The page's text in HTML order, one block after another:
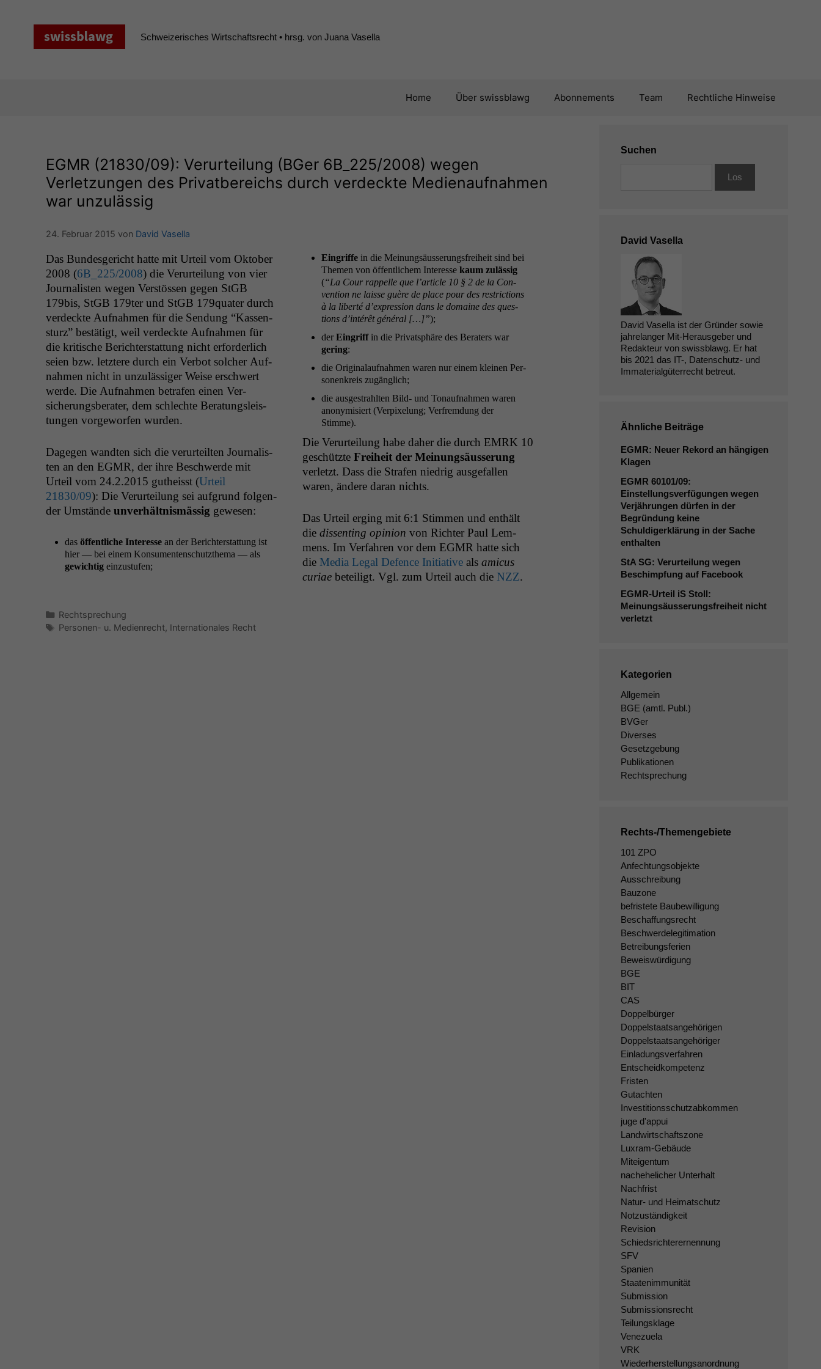
Schweizerisches Wirtschaftsrecht • hrsg. von Juana Vasella
Home Über swissblawg Abonnements Team Rechtliche Hinweise
EGMR (21830/09): Verurteilung (BGer 6B_225/2008) wegen
Verletzungen des Privatbereichs durch verdeckte Medienaufnahmen
war unzulässig
24. Februar 2015 von David Vasella
Das Bun­des­gericht hat­te mit Urteil vom Okto­ber
2008 (6B_225/2008) die Verurteilung von vier
Jour­nal­is­ten wegen Ver­stössen gegen StGB
179bis, StGB 179ter und StGB 179quater durch
verdeck­te Auf­nah­men für die Sendung “Kassen­
sturz” bestätigt, weil verdeck­te Auf­nah­men für
die kri­tis­che Berichter­stat­tung nicht erforder­lich
seien bzw. let­ztere durch ein Ver­bot solch­er Auf­
nah­men nicht in unzuläs­siger Weise erschw­ert
werde. Die Auf­nah­men betrafen einen Ver­
sicherungs­ber­ater, dem schlechte Beratungsleis­
tun­gen vorge­wor­fen wurden.
Dage­gen wandten sich die verurteil­ten Jour­nal­is­
ten an den EGMR, der ihre Beschw­erde mit
Urteil vom 24.2.2015 gutheisst (Urteil
21830/09): Die Verurteilung sei auf­grund fol­gen­
der Umstände unver­hält­nis­mäs­sig gewe­sen:
das öffentliche Inter­esse an der Berichter­stat­tung ist
hier — bei einem Kon­sumenten­schutzthe­ma — als
gewichtig einzustufen;
Ein­griffe in die Mei­n­ungsäusserungs­frei­heit sind bei
The­men von öffentlichem Inter­esse kaum zuläs­sig
(“La Cour rap­pelle que l’article 10 § 2 de la Con­
ven­tion ne laisse guère de place pour des restric­tions
à la lib­erté d’expression dans le domaine des ques­
tions d’intérêt général […]”);
der Ein­griff in die Pri­vat­sphäre des Beraters war
ger­ing:
die Orig­i­nalauf­nah­men waren nur einem kleinen Per­
so­n­enkreis zugänglich;
die aus­ges­trahlten Bild- und Tonauf­nah­men waren
anonymisiert (Ver­pix­elung; Ver­frem­dung der
Stimme).
Die Verurteilung habe daher die durch EMRK 10
geschützte Frei­heit der Mei­n­ungsäusserung
ver­let­zt. Dass die Strafen niedrig aus­ge­fall­en
waren, ändere daran nichts.
Das Urteil erg­ing mit 6:1 Stim­men und enthält
die dis­sent­ing opin­ion von Richter Paul Lem­
mens. Im Ver­fahren vor dem EGMR hat­te sich
die Media Legal Defence Ini­tia­tiveals ami­cus
curi­ae beteiligt. Vgl. zum Urteil auch die NZZ.
Kategorien
Rechtsprechung
Schlagwörter
Personen- u. Medienrecht, Internationales Recht
Suchen
David Vasella
David Vasella ist der Gründer sowie
jahrelanger Mit-Herausgeber und
Redakteur von swissblawg. Er hat
bis 2021 das IT-, Datenschutz- und
Immaterialgüterrecht betreut.
Ähnliche Beiträge
EGMR: Neuer Rekord an hängigen
Klagen
EGMR 60101/09:
Einstellungsverfügungen wegen
Verjährungen dürfen in der
Begründung keine
Schuldigerklärung in der Sache
enthalten
StA SG: Verurteilung wegen
Beschimpfung auf Facebook
EGMR-Urteil iS Stoll:
Meinungsäusserungsfreiheit nicht
verletzt
Kategorien
Allgemein
BGE (amtl. Publ.)
BVGer
Diverses
Gesetzgebung
Publikationen
Rechtsprechung
Rechts-/Themengebiete
101 ZPO
Anfechtungsobjekte
Ausschreibung
Bauzone
befristete Baubewilligung
Beschaffungsrecht
Beschwerdelegitimation
Betreibungsferien
Beweiswürdigung
BGE
BIT
CAS
Doppelbürger
Doppelstaatsangehörigen
Doppelstaatsangehöriger
Einladungsverfahren
Entscheidkompetenz
Fristen
Gutachten
Investitionsschutzabkommen
juge d'appui
Landwirtschaftszone
Luxram-Gebäude
Miteigentum
nachehelicher Unterhalt
Nachfrist
Natur- und Heimatschutz
Notzuständigkeit
Revision
Schiedsrichterernennung
SFV
Spanien
Staatenimmunität
Submission
Submissionsrecht
Teilungsklage
Venezuela
VRK
Wiederherstellungsanordnung